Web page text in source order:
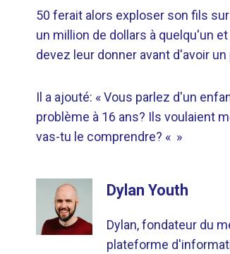
50 ferait alors exploser son fils
un million de dollars à quelqu'un
devez leur donner avant d'avoir
Il a ajouté: « Vous parlez d'un
problème à 16 ans? Ils voulaient
vas-tu le comprendre? « »
Dylan Youth
Dylan, fondateur du
plateforme